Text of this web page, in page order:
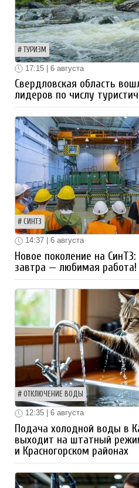
ТУРИЗМ
17:15 | 6 августа
Свердловская область
лидеров по числу
СИНТЗ
14:37 | 6 августа
Новое поколение на
завтра — любимая работа!
ОТКЛЮЧЕНИЕ ВОДЫ
12:35 | 6 августа
Подача холодной воды в
выходит на штатный
и Красногорском районах